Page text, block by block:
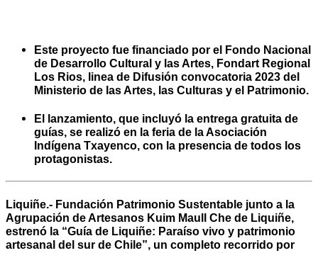
Este proyecto fue financiado por el Fondo Nacional
de Desarrollo Cultural y las Artes, Fondart Regional
Los Rios, linea de Difusión convocatoria 2023 del
Ministerio de las Artes, las Culturas y el Patrimonio.
El lanzamiento, que incluyó la entrega gratuita de
guías, se realizó en la feria de la Asociación
Indígena Txayenco, con la presencia de todos los
protagonistas.
Liquiñe.- Fundación Patrimonio Sustentable junto a la
Agrupación de Artesanos Kuim Maull Che de Liquiñe,
estrenó la “Guía de Liquiñe: Paraíso vivo y patrimonio
artesanal del sur de Chile”, un completo recorrido por